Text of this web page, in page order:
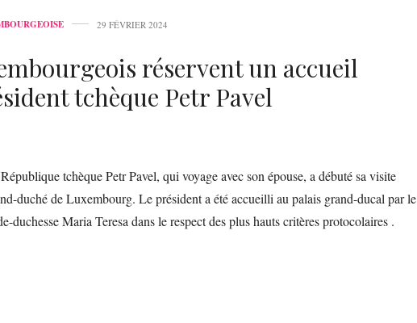
29 FÉVRIER 2024
réservent un accueil
tchèque Petr Pavel
tchèque Petr Pavel, qui voyage avec son épouse, a débuté sa visite
duché de Luxembourg. Le président a été accueilli au palais grand-ducal par le
duchesse Maria Teresa dans le respect des plus hauts critères protocolaires .